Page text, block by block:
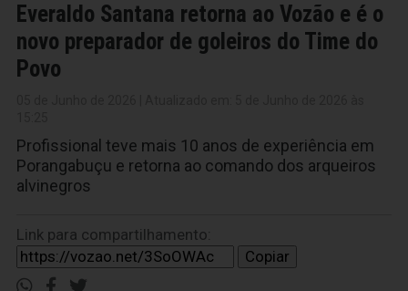
Everaldo Santana retorna ao Vozão e é o
novo preparador de goleiros do Time do
Povo
Profissional teve mais 10 anos de experiência em
Porangabuçu e retorna ao comando dos arqueiros
alvinegros
Link para compartilhamento:
Copiar